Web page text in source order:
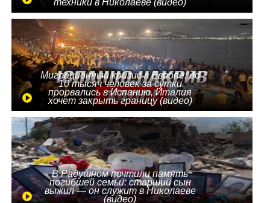
техники в Николаеве (видео)
Миграционный кризис в Европе: до
10 тысяч человек за сутки
прорвались в Испанию, Италия
хочет закрыть границу (видео)
В Радушном почтили память
погибшей семьи: старший сын
выжил — он служит в Николаеве
(видео)